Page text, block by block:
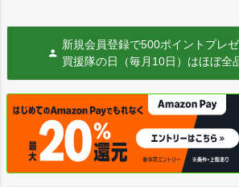
新規会員登録で500ポイントプレ
買援隊の日（毎月10日）はほぼ全